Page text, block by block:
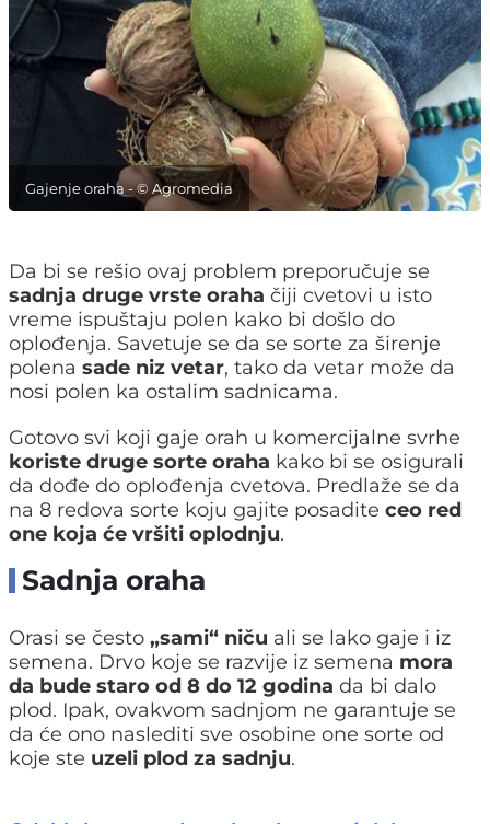
Gajenje oraha - © Agromedia
Da bi se rešio ovaj problem preporučuje se
sadnja druge vrste oraha čiji cvetovi u isto
vreme ispuštaju polen kako bi došlo do
oplođenja. Savetuje se da se sorte za širenje
polena sade niz vetar, tako da vetar može da
nosi polen ka ostalim sadnicama.
Gotovo svi koji gaje orah u komercijalne svrhe
koriste druge sorte oraha kako bi se osigurali
da dođe do oplođenja cvetova. Predlaže se da
na 8 redova sorte koju gajite posadite ceo red
one koja će vršiti oplodnju.
Sadnja oraha
Orasi se često „sami“ niču ali se lako gaje i iz
semena. Drvo koje se razvije iz semena mora
da bude staro od 8 do 12 godina da bi dalo
plod. Ipak, ovakvom sadnjom ne garantuje se
da će ono naslediti sve osobine one sorte od
koje ste uzeli plod za sadnju.